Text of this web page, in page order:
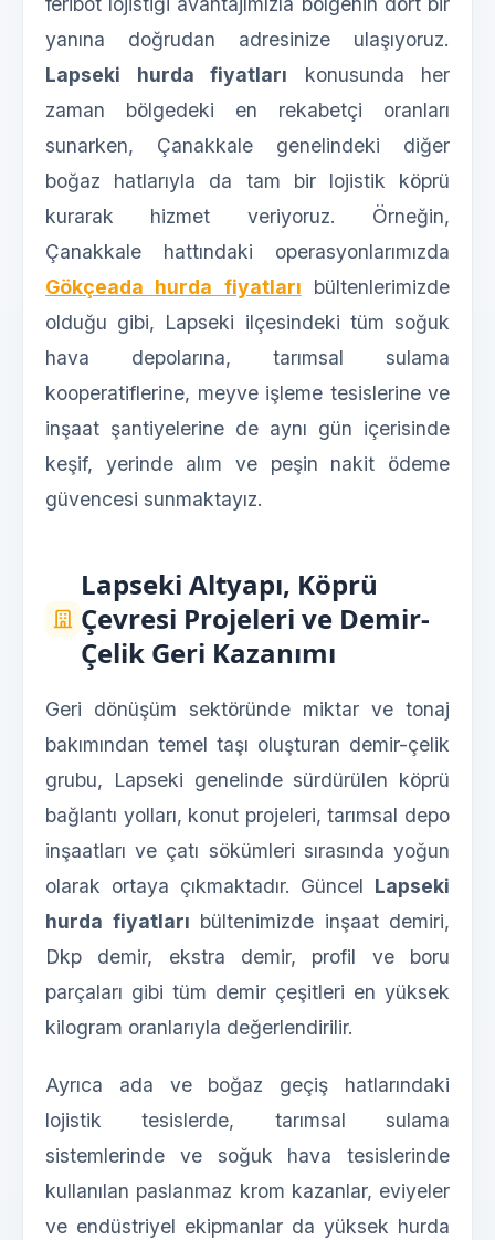
yanına doğrudan adresinize ulaşıyoruz.
Lapseki hurda fiyatları konusunda her
zaman bölgedeki en rekabetçi oranları
sunarken, Çanakkale genelindeki diğer
boğaz hatlarıyla da tam bir lojistik köprü
kurarak hizmet veriyoruz. Örneğin,
Çanakkale hattındaki operasyonlarımızda
Gökçeada hurda fiyatları bültenlerimizde
olduğu gibi, Lapseki ilçesindeki tüm soğuk
hava depolarına, tarımsal sulama
kooperatiflerine, meyve işleme tesislerine ve
inşaat şantiyelerine de aynı gün içerisinde
keşif, yerinde alım ve peşin nakit ödeme
güvencesi sunmaktayız.
Lapseki Altyapı, Köprü
Çevresi Projeleri ve Demir-
Çelik Geri Kazanımı
Geri dönüşüm sektöründe miktar ve tonaj
bakımından temel taşı oluşturan demir-çelik
grubu, Lapseki genelinde sürdürülen köprü
bağlantı yolları, konut projeleri, tarımsal depo
inşaatları ve çatı sökümleri sırasında yoğun
olarak ortaya çıkmaktadır. Güncel Lapseki
hurda fiyatları bültenimizde inşaat demiri,
Dkp demir, ekstra demir, profil ve boru
parçaları gibi tüm demir çeşitleri en yüksek
kilogram oranlarıyla değerlendirilir.
Ayrıca ada ve boğaz geçiş hatlarındaki
lojistik tesislerde, tarımsal sulama
sistemlerinde ve soğuk hava tesislerinde
kullanılan paslanmaz krom kazanlar, eviyeler
ve endüstriyel ekipmanlar da yüksek hurda